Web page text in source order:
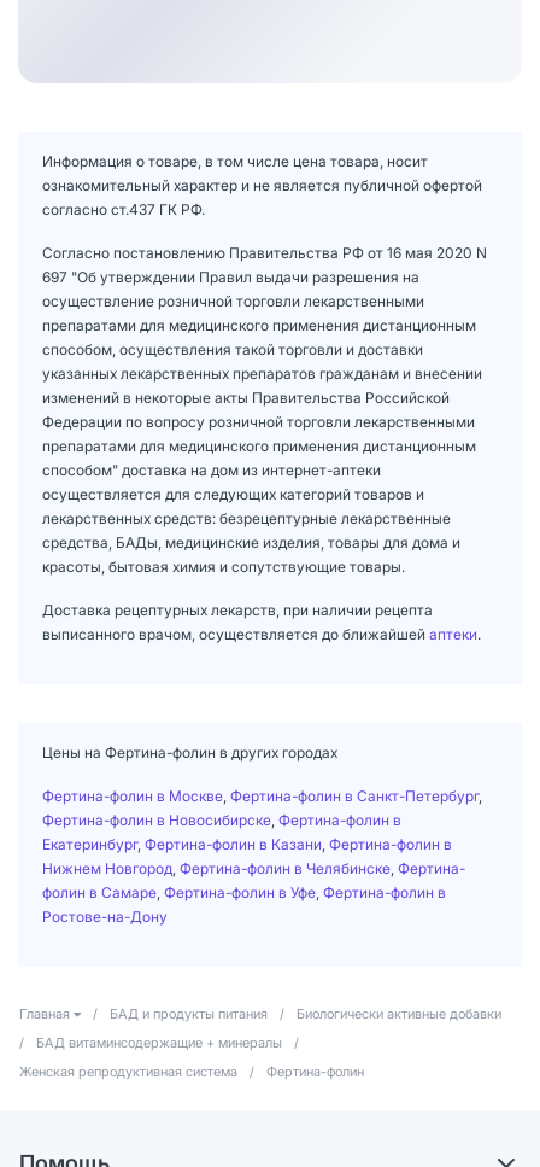
Информация о товаре, в том числе цена товара, носит
ознакомительный характер и не является публичной офертой
согласно ст.437 ГК РФ.
Согласно постановлению Правительства РФ от 16 мая 2020 N
697 "Об утверждении Правил выдачи разрешения на
осуществление розничной торговли лекарственными
препаратами для медицинского применения дистанционным
способом, осуществления такой торговли и доставки
указанных лекарственных препаратов гражданам и внесении
изменений в некоторые акты Правительства Российской
Федерации по вопросу розничной торговли лекарственными
препаратами для медицинского применения дистанционным
способом" доставка на дом из интернет-аптеки
осуществляется для следующих категорий товаров и
лекарственных средств: безрецептурные лекарственные
средства, БАДы, медицинские изделия, товары для дома и
красоты, бытовая химия и сопутствующие товары.
Доставка рецептурных лекарств, при наличии рецепта
выписанного врачом, осуществляется до ближайшей аптеки.
Цены на Фертина-фолин в других городах
Фертина-фолин в Москве Фертина-фолин в Санкт-Петербург,
Фертина-фолин в Новосибирске Фертина-фолин в
Екатеринбург, Фертина-фолин в Казани Фертина-фолин в
Нижнем Новгород Фертина-фолин в Челябинске Фертина-
фолин в Самаре Фертина-фолин в Уфе Фертина-фолин в
Ростове-на-Дону
Главная / БАД и продукты питания /
Биологически активные добавки
/
БАД витаминсодержащие + минералы
/
Женская репродуктивная система
/ Фертина-фолин